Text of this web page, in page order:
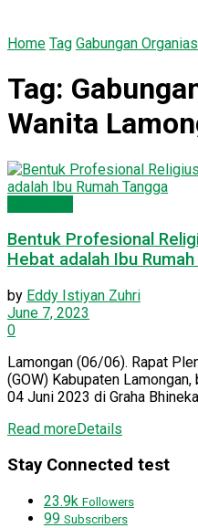
Home Tag Gabungan
Tag:
Wanita
Bentuk Profesional
Hebat adalah Ibu
by Eddy Istiyan Zuhri
June 7, 2023
0
Lamongan (06/06). Rapat
(GOW) Kabupaten
04 Juni 2023 di Graha Bhineka
Read moreDetails
Stay Connected test
23.9k Followers
99 Subscribers